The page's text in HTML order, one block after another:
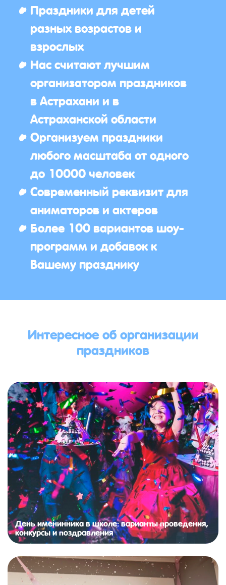
Праздники для детей
разных возрастов и
взрослых
Нас считают лучшим
организатором праздников
в Астрахани и в
Астраханской области
Организуем праздники
любого масштаба от одного
до 10000 человек
Современный реквизит для
аниматоров и актеров
Более 100 вариантов шоу-
программ и добавок к
Вашему празднику
Интересное об организации
праздников
День именинника в школе: варианты проведения,
конкурсы и поздравления